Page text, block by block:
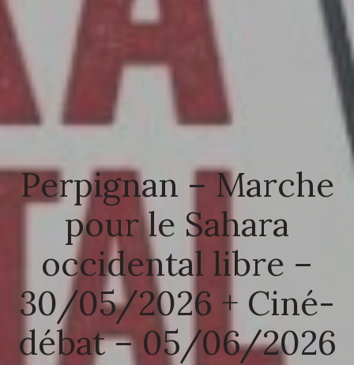
Perpignan – Marche
pour le Sahara
occidental libre –
30/05/2026 + Ciné-
débat – 05/06/2026